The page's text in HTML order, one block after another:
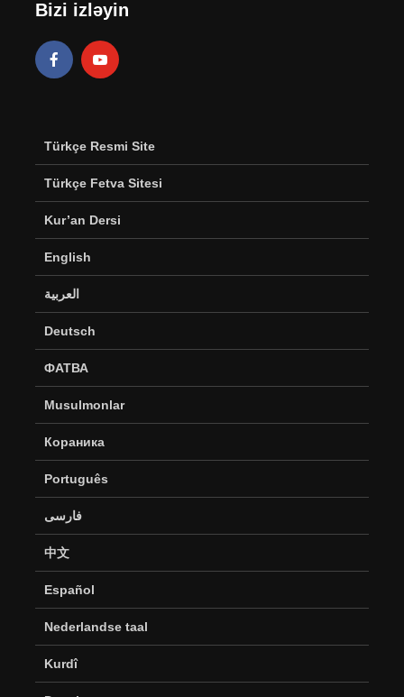
Bizi izləyin
Türkçe Resmi Site
Türkçe Fetva Sitesi
Kur’an Dersi
English
العربية
Deutsch
ФАТВА
Musulmonlar
Кораника
Português
فارسی
中文
Español
Nederlandse taal
Kurdî